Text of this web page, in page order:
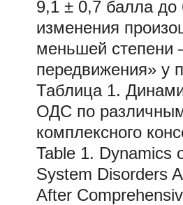
9,1 ± 0,7 балла
изменения
меньшей степени
передвижения» у
Таблица 1.
ОДС по
комплексного
Table 1. Dynamics
System Disorders
After